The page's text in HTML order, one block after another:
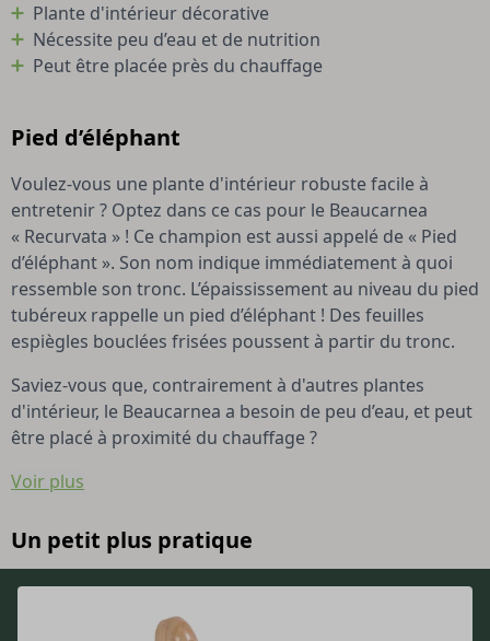
Pied d’éléphant
Voulez-vous une plante d'intérieur robuste facile à
entretenir ? Optez dans ce cas pour le Beaucarnea
« Recurvata » ! Ce champion est aussi appelé de « Pied
d’éléphant ». Son nom indique immédiatement à quoi
ressemble son tronc. L’épaississement au niveau du pied
tubéreux rappelle un pied d’éléphant ! Des feuilles
espiègles bouclées frisées poussent à partir du tronc.
Saviez-vous que, contrairement à d'autres plantes
d'intérieur, le Beaucarnea a besoin de peu d’eau, et peut
être placé à proximité du chauffage ?
Voir plus
Plante d'intérieur décorative
Nécessite peu d’eau et de nutrition
Peut être placée près du chauffage
Un petit plus pratique